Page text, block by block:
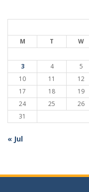
M T W
3
4 5
10
11 12
17
18 19
24
25 26
31
« Jul